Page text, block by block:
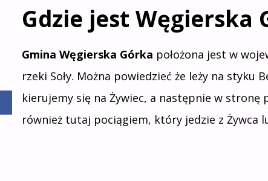
Gdzie jest Węgierska
Gmina Węgierska Górka położona jest w
rzeki Soły. Można powiedzieć że leży na styku
kierujemy się na Żywiec, a następnie w
również tutaj pociągiem, który jedzie z Żywca